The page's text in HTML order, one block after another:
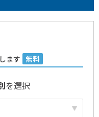
ます 無料
を選択